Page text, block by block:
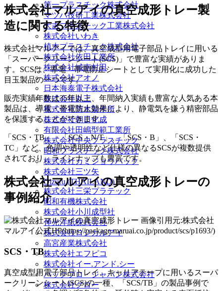
第一プラスチック株式会社
マツバ技研工業株式会社
大吉プラスチック工業株式会社
株式会社いわき
植木プラスチック株式会社
株式会社依田工業所
株式会社城南村田
株式会社アオノ
日本海泰電子株式会社
株式会社丸三
株式会社荒木製作所
株式会社朝日化成
有限会社田嶋型範工業所
株式会社中央プラスチック
昭和プラスチック株式会社
株式会社カミジョウパック
株式会社三ツ矢
Oizuru (THAILAND)
株式会社三栄プラテック
昭和有機株式会社
株式会社小川成型社
伸光洋紙株式会社
株式会社ロジカルアイ
高宮産業株式会社
株式会社エフピコ
株式会社イー.アンド.シー
パックプロ・ジャパン株式会社
株式会社グロー
株式会社マルアイの真空成形トレー製
造に関する特徴
株式会社マルアイでは、真空成型用電子部品トレイに用いる
「スーパークリーンシート(SCS)」で豊富な実績がありま
す。SCSは、導電・帯電防止シートとして実用化に成功した
目玉製品の一つです。
販売実績年数は35年以上、年間納入実績も豊富な人気ある本
製品は、導電・帯電防止効果により、静電気を嫌う精密部品
を保護することができます。
「SCS・TB」、「SCS・N/T」、「SCS・B」、「SCS・
TC」など、色調や透明性など仕様の異なるSCSが複数提供
されており、ラインナップも豊富です。
株式会社マルアイの真空成形トレーの
事例紹介
画像引用元:株式会社
マルアイ公式HP(https://package.maruai.co.jp/product/scs/p1693/)
SCS・TB
真空成型用電子部品トレイ、キャリアテープに用いるスーパ
ークリーンシート(SCS)の一種、「SCS/TB」の製品事例で